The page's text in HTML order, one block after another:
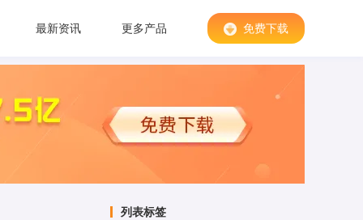
最新资讯 更多产品 免费下载
列表标签